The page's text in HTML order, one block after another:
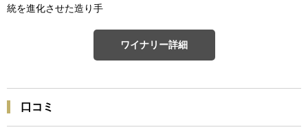
統を進化させた造り手
ワイナリー詳細
口コミ